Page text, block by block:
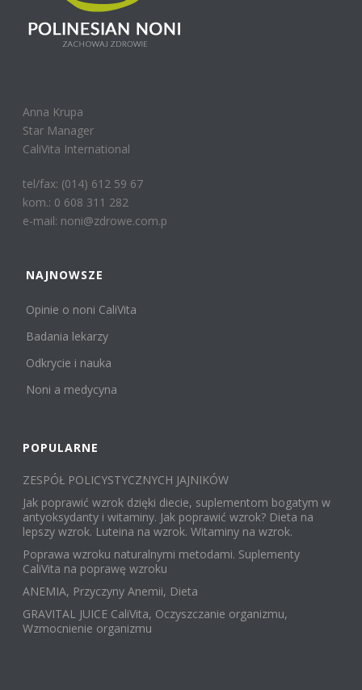
Anna Krupa
Star Manager
CaliVita International
tel/fax: (014) 612 59 67
kom.: 0 608 311 282
e-mail: noni@zdrowe.com.p
NAJNOWSZE
Opinie o noni CaliVita
Badania lekarzy
Odkrycie i nauka
Noni a medycyna
POPULARNE
ZESPÓŁ POLICYSTYCZNYCH JAJNIKÓW
Jak poprawić wzrok dzięki diecie, suplementom bogatym w
antyoksydanty i witaminy. Jak poprawić wzrok? Dieta na
lepszy wzrok. Luteina na wzrok. Witaminy na wzrok.
Poprawa wzroku naturalnymi metodami. Suplementy
CaliVita na poprawę wzroku
ANEMIA, Przyczyny Anemii, Dieta
GRAVITAL JUICE CaliVita, Oczyszczanie organizmu,
Wzmocnienie organizmu